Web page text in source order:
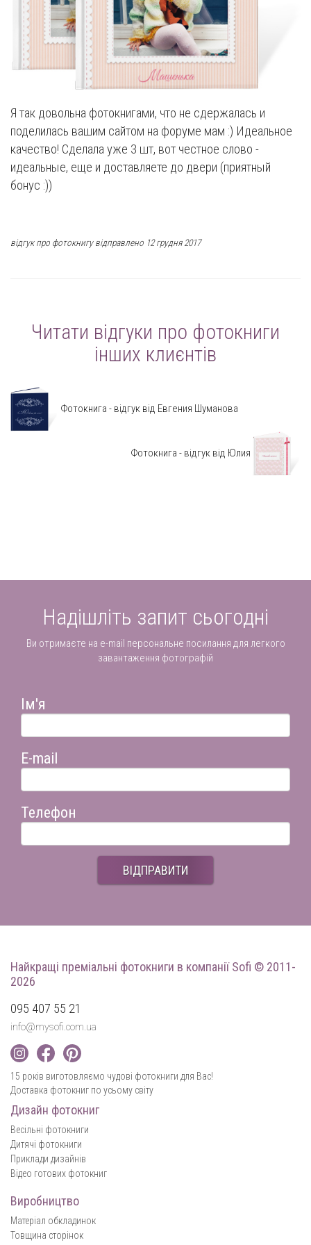
Я так довольна фотокнигами, что не сдержалась и
поделилась вашим сайтом на форуме мам :) Идеальное
качество! Сделала уже 3 шт, вот честное слово -
идеальные, еще и доставляете до двери (приятный
бонус :))
відгук про фотокнигу відправлено 12 грудня 2017
Читати відгуки про фотокниги
інших клиєнтів
Фотокнига - відгук від Евгения Шуманова
Фотокнига - відгук від Юлия
Надішліть запит сьогодні
Ви отримаєте на e-mail персональне посилання для легкого
завантаження фотографій
Ім'я
E-mail
Телефон
ВІДПРАВИТИ
Найкращі преміальні фотокниги в компанії Sofi © 2011-
2026
095 407 55 21
info@mysofi.com.ua
15 років виготовляємо чудові фотокниги для Вас!
Доставка фотокниг по усьому світу
Дизайн фотокниг
Весільні фотокниги
Дитячі фотокниги
Приклади дизайнів
Відео готових фотокниг
Виробництво
Матеріал обкладинок
Товщина сторінок